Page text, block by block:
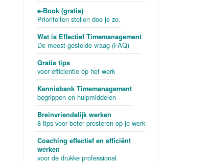
e-Book (gratis)
Prioriteiten stellen doe je zo.
Wat is Effectief Timemanagement
De meest gestelde vraag (FAQ)
Gratis tips
voor efficientie op het werk
Kennisbank Timemanagement
begrippen en hulpmiddelen
Breinvriendelijk werken
8 tips voor beter presteren op je werk
Coaching effectief en efficiënt
werken
voor de drukke professional